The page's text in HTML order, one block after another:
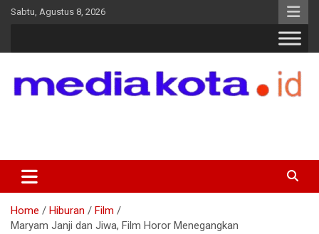
SkipSabtu, Agustus 8, 2026
Home Hiburan
Film
Maryam Janji dan Jiwa, Film Horor Menegangkan